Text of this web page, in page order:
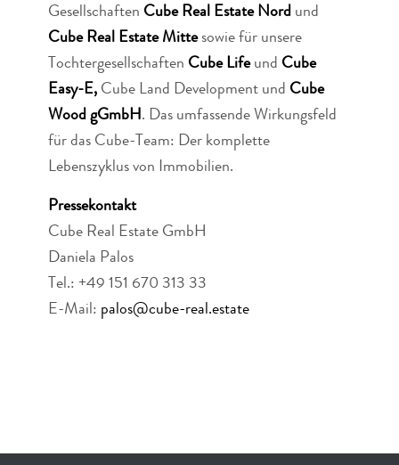
Gesellschaften Cube Real Estate Nordund
Cube Real Estate Mitte sowie für unsere
Tochtergesellschaften Cube Life und Cube
Easy-E, Cube Land Development und Cube
Wood gGmbH. Das umfassende Wirkungsfeld
für das Cube-Team: Der komplette
Lebenszyklus von Immobilien.
Pressekontakt
Cube Real Estate GmbH
Daniela Palos
Tel.: +49 151 670 313 33
E-Mail: palos@cube-real.estate